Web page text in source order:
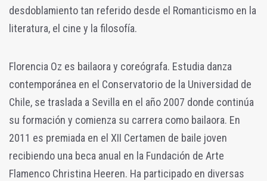
desdoblamiento tan referido desde el Romanticismo en la
literatura, el cine y la filosofía.
Florencia Oz es bailaora y coreógrafa. Estudia danza
contemporánea en el Conservatorio de la Universidad de
Chile, se traslada a Sevilla en el año 2007 donde continúa
su formación y comienza su carrera como bailaora. En
2011 es premiada en el XII Certamen de baile joven
recibiendo una beca anual en la Fundación de Arte
Flamenco Christina Heeren. Ha participado en diversas